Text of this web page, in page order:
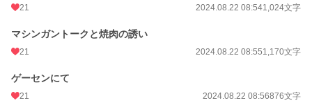
21 2024.08.22 08:541,024文字
マシンガントークと焼肉の誘い
21 2024.08.22 08:551,170文字
ゲーセンにて
21 2024.08.22 08:56876文字